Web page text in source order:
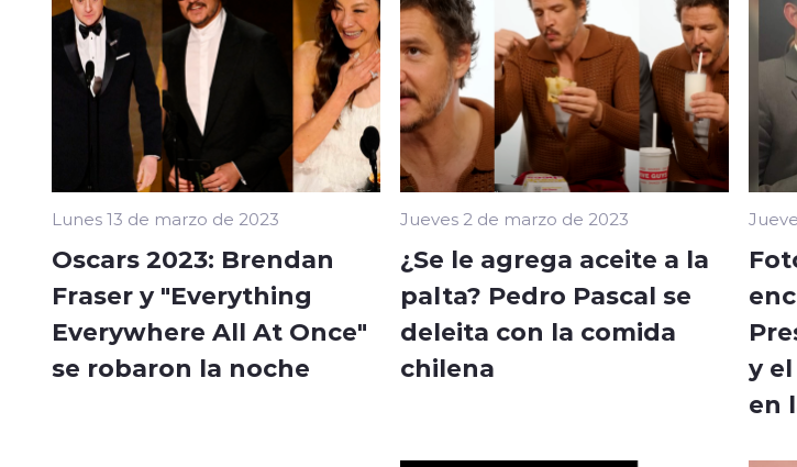
Lunes 13 de marzo de 2023
Oscars 2023: Brendan
Fraser y "Everything
Everywhere All At Once"
se robaron la noche
Jueves 2 de marzo de 2023
¿Se le agrega aceite a la
palta? Pedro Pascal se
deleita con la comida
chilena
y
en